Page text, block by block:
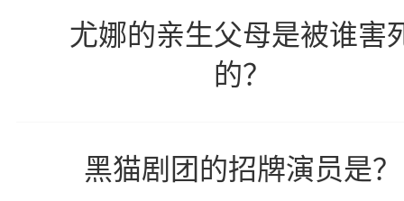
尤娜的亲生父母是被谁害
的？
黑猫剧团的招牌演员是？